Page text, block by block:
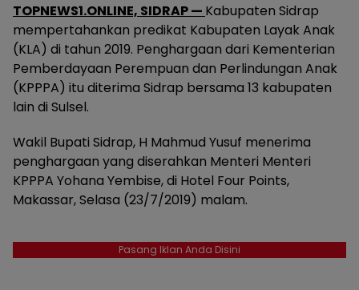
TOPNEWS1.ONLINE, SIDRAP — Kabupaten Sidrap
mempertahankan predikat Kabupaten Layak Anak
(KLA) di tahun 2019. Penghargaan dari Kementerian
Pemberdayaan Perempuan dan Perlindungan Anak
(KPPPA) itu diterima Sidrap bersama 13 kabupaten
lain di Sulsel.
Wakil Bupati Sidrap, H Mahmud Yusuf menerima
penghargaan yang diserahkan Menteri Menteri
KPPPA Yohana Yembise, di Hotel Four Points,
Makassar, Selasa (23/7/2019) malam.
Pasang Iklan Anda Disini